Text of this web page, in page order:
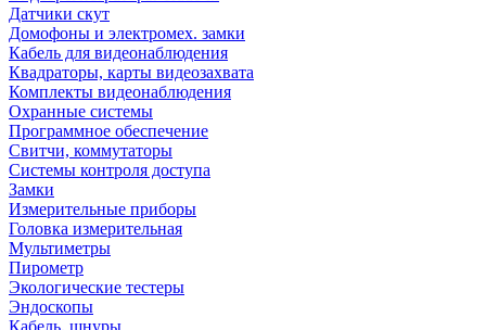
Датчики скут
Домофоны и электромех. замки
Кабель для видеонаблюдения
Квадраторы, карты видеозахвата
Комплекты видеонаблюдения
Охранные системы
Программное обеспечение
Свитчи, коммутаторы
Системы контроля доступа
Замки
Измерительные приборы
Головка измерительная
Мультиметры
Пирометр
Экологические тестеры
Эндоскопы
Кабель, шнуры